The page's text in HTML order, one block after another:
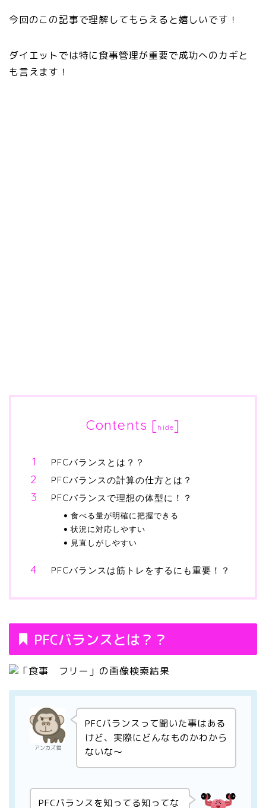
今回のこの記事で理解してもらえると嬉しいです！
ダイエットでは特に食事管理が重要で成功へのカギと
も言えます！
Contents [hide]
PFCバランスとは？？
PFCバランスの計算の仕方とは？
PFCバランスで理想の体型に！？
食べる量が明確に把握できる
状況に対応しやすい
見直しがしやすい
PFCバランスは筋トレをするにも重要！？
PFCバランスとは？？
アンカズ君
PFCバランスって聞いた事はある
けど、実際にどんなものかわから
ないな〜
PFCバランスを知ってる知ってな